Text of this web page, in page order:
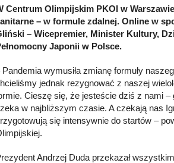
Centrum Olimpijskim PKOl w
– w formule zdalnej. Online w
– Wicepremier, Minister Kultury,
Japonii w Polsce.
Pandemia wymusiła zmianę formuły
jednak rezygnować z naszej
Cieszę się, że jesteście dziś z nami
w najbliższym czasie. A czekają nas
się intensywnie do startów –
Andrzej Duda przekazał